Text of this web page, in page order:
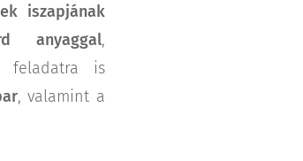
iszapjának
anyaggal,
feladatra is
, valamint a